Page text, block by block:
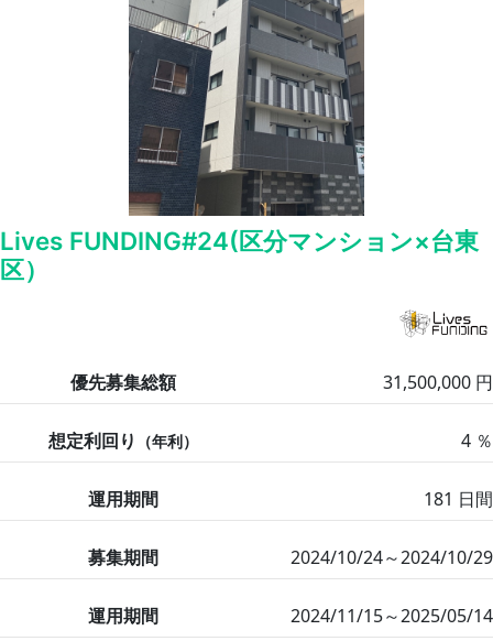
Lives FUNDING#24(区分マンション×台東
区）
優先募集総額 31,500,000 円
想定利回り （年利） 4 ％
運用期間 181 日間
募集期間 2024/10/24～2024/10/29
運用期間 2024/11/15～2025/05/14